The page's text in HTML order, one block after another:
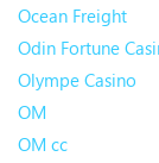
Ocean Freight
Odin Fortune
Olympe Casino
OM
OM cc